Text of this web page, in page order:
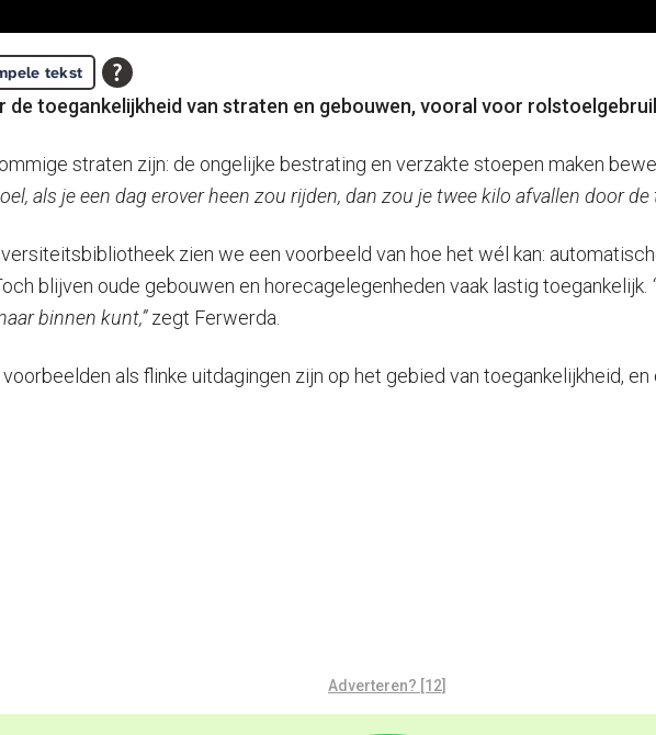
tekst
de toegankelijkheid van straten en gebouwen, vooral voor
straten zijn: de ongelijke bestrating en verzakte stoepen maken
als je een dag erover heen zou rijden, dan zou je twee kilo afvallen door de
zien we een voorbeeld van hoe het wél kan:
blijven oude gebouwen en horecagelegenheden vaak lastig toegankelijk.
binnen kunt,”zegt Ferwerda.
als flinke uitdagingen zijn op het gebied van toegankelijkheid,
Adverteren? [12]